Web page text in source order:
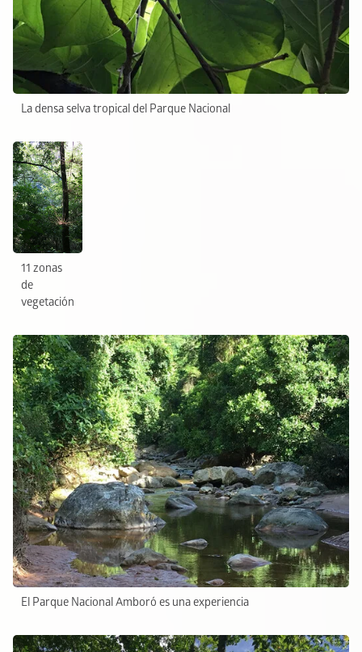
La densa selva tropical del Parque Nacional
11 zonas
de
vegetación
El Parque Nacional Amboró es una experiencia